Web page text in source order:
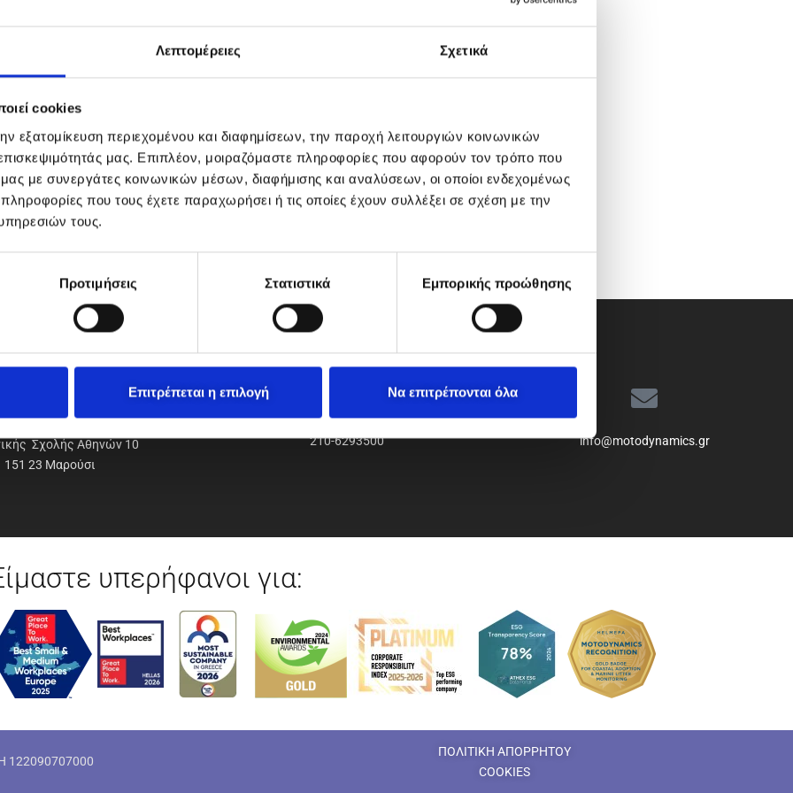
Λεπτομέρειες Σχετικά
cookies
εξατομίκευση περιεχομένου και διαφημίσεων, την παροχή λειτουργιών κοινωνικών
μας. Επιπλέον, μοιραζόμαστε πληροφορίες που αφορούν τον τρόπο που
μας με συνεργάτες κοινωνικών μέσων, διαφήμισης και αναλύσεων, οι οποίοι ενδεχομένως
που τους έχετε παραχωρήσει ή τις οποίες έχουν συλλέξει σε σχέση με την
τους.
Προτιμήσεις Στατιστικά Εμπορικής προώθησης
Επιτρέπεται η επιλογή Να επιτρέπονται όλα
Α.Ε.Ε.
Σχολής Αθηνών 10
151 23 Μαρούσι
210-6293500 info@motodynamics.gr
υπερήφανοι για:
122090707000
ΠΟΛΙΤΙΚΗ ΑΠΟΡΡΗΤΟΥ
COOKIES